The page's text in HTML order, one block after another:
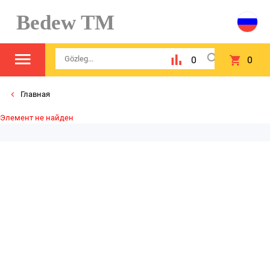
Bedew TM
0 0
Главная
Элемент не найден